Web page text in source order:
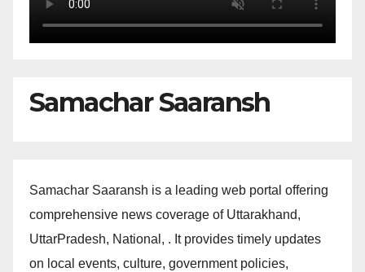
Samachar Saaransh
Samachar Saaransh is a leading web portal offering
comprehensive news coverage of Uttarakhand,
UttarPradesh, National, . It provides timely updates
on local events, culture, government policies,